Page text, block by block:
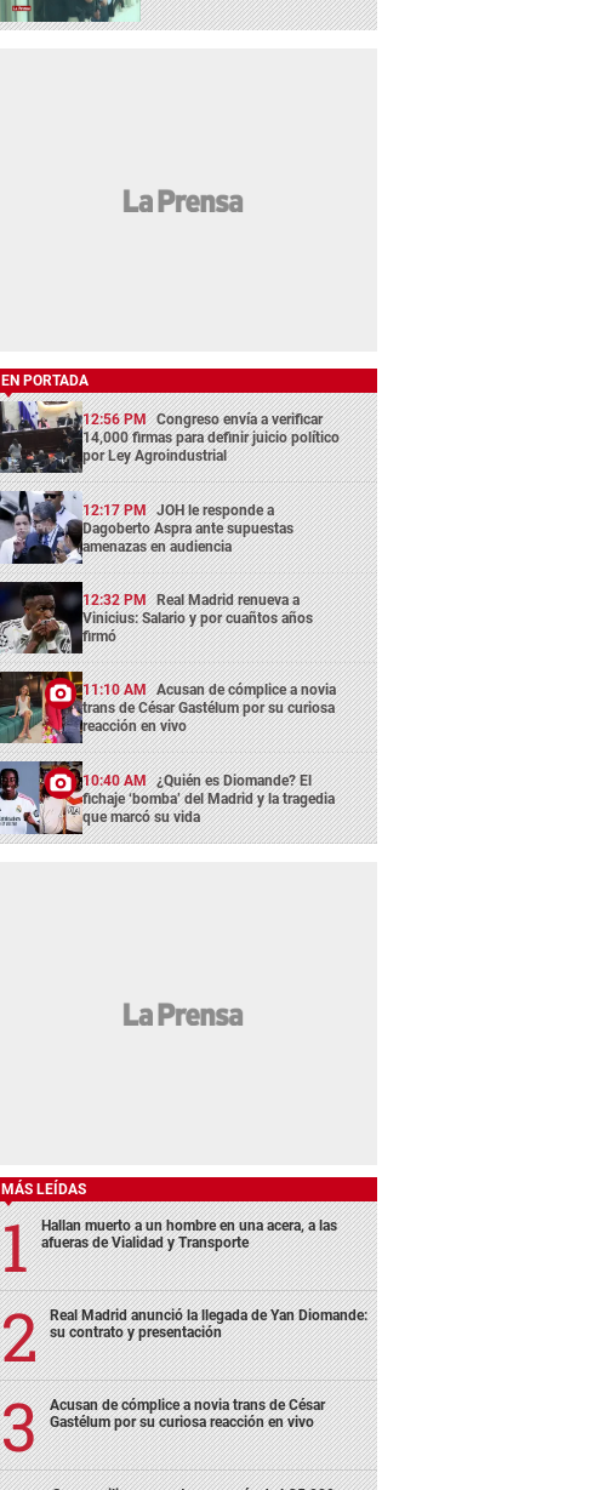
EN PORTADA
12:56 PM Congreso envía a verificar
14,000 firmas para definir juicio político
por Ley Agroindustrial
12:17 PM JOH le responde a
Dagoberto Aspra ante supuestas
amenazas en audiencia
12:32 PM Real Madrid renueva a
Vinicius: Salario y por cuañtos años
firmó
11:10 AM Acusan de cómplice a novia
trans de César Gastélum por su curiosa
reacción en vivo
10:40 AM ¿Quién es Diomande? El
fichaje ‘bomba’ del Madrid y la tragedia
que marcó su vida
MÁS LEÍDAS
Hallan muerto a un hombre en una acera, a las
afueras de Vialidad y Transporte
Real Madrid anunció la llegada de Yan Diomande:
su contrato y presentación
Acusan de cómplice a novia trans de César
Gastélum por su curiosa reacción en vivo